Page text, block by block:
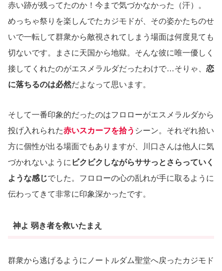
赤い跡が残ってたのか！今まで気づかなかった（汗）。
めっちゃ祭りを楽しんでたカジモドが、その姿かたちのせ
いで一転して群衆から敵視されてしまう場面は何度見ても
切ないです。まさに天国から地獄。そんな彼に唯一優しく
接してくれたのがエスメラルダだったわけで…そりゃ、 恋
に落ちるのは必然だよなって思います。
そして一番印象的だったのはフロローがエスメラルダから
投げ入れられた赤いスカーフを拾う シーン。それぞれ拾い
方に個性が出る場面でもありますが、川口さんは他人に気
づかれないように ビクビクしながらササっとさらっていく
ような感じでした。フロローの心の乱れが手に取るように
伝わってきて非常に印象深かったです。
神よ 弱き者を救いたまえ
群衆から逃げるようにノートルダム聖堂へ戻ったカジモド